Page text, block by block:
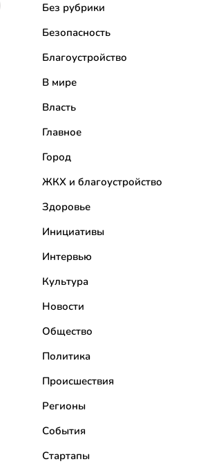
Без рубрики
Безопасность
Благоустройство
В мире
Власть
Главное
Город
ЖКХ и благоустройство
Здоровье
Инициативы
Интервью
Культура
Новости
Общество
Политика
Происшествия
Регионы
События
Стартапы